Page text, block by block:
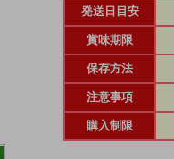
発送日目安
賞味期限
保存方法
注意事項
購入制限